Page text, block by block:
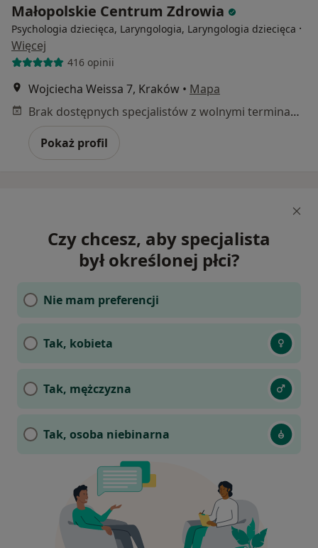
Małopolskie Centrum Zdrowia
Psychologia dziecięca, Laryngologia, Laryngologia dziecięca ·
Więcej
416 opinii
Wojciecha Weissa 7, Kraków • Mapa
Brak dostępnych specjalistów z wolnymi terminami w tym centrum medycznym.
Pokaż profil
Czy chcesz, aby specjalista
był określonej płci?
Nie mam preferencji
Tak, kobieta
Tak, mężczyzna
Tak, osoba niebinarna